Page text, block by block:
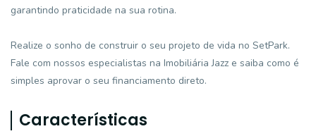
garantindo praticidade na sua rotina.
Realize o sonho de construir o seu projeto de vida no SetPark.
Fale com nossos especialistas na Imobiliária Jazz e saiba como é
simples aprovar o seu financiamento direto.
Características